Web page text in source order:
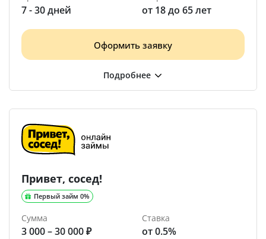
7 - 30 дней от 18 до 65 лет
Оформить заявку
Привет, сосед!
Первый займ 0%
Сумма
3 000 – 30 000 ₽
Ставка
от 0.5%